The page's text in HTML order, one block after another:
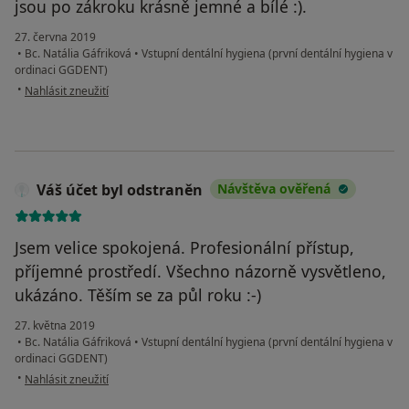
jsou po zákroku krásně jemné a bílé :).
27. června 2019
• Bc. Natália Gáfriková • Vstupní dentální hygiena (první dentální hygiena v
ordinaci GGDENT)
• podle názoru uživatele Váš účet byl odstraněn
Nahlásit zneužití
Váš účet byl odstraněn Návštěva ověřená
Jsem velice spokojená. Profesionální přístup,
příjemné prostředí. Všechno názorně vysvětleno,
ukázáno. Těším se za půl roku :-)
27. května 2019
• Bc. Natália Gáfriková • Vstupní dentální hygiena (první dentální hygiena v
ordinaci GGDENT)
• podle názoru uživatele Váš účet byl odstraněn
Nahlásit zneužití